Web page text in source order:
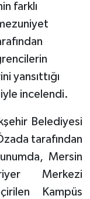
farklı
yansıttığı
incelendi.
Belediyesi
tarafından
Mersin
Merkezi
Kampüs